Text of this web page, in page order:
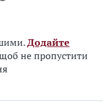
Додайте
не пропустити